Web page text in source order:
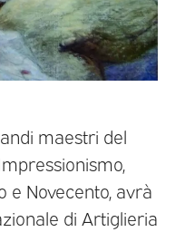
maestri del
e Novecento, avrà
di Artiglieria